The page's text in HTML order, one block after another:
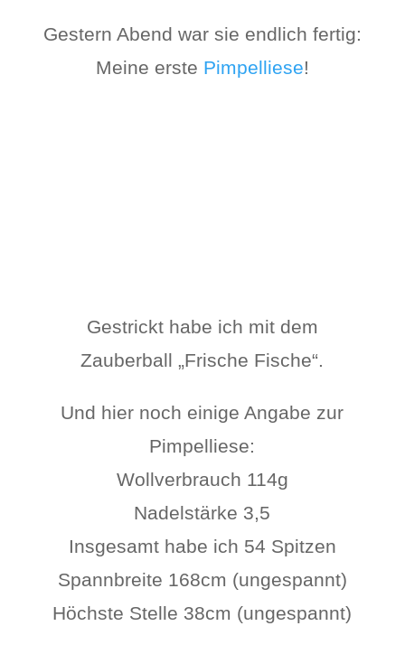
Gestern Abend war sie endlich fertig:
Meine erste Pimpelliese!
Gestrickt habe ich mit dem
Zauberball „Frische Fische“.
Und hier noch einige Angabe zur
Pimpelliese:
Wollverbrauch 114g
Nadelstärke 3,5
Insgesamt habe ich 54 Spitzen
Spannbreite 168cm (ungespannt)
Höchste Stelle 38cm (ungespannt)